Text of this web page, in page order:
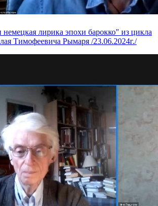
немецкая лирика эпохи барокко" из цикла
Тимофеевича Рымаря /23.06.2024г./